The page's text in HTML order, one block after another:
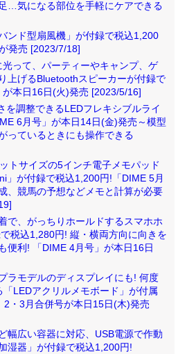
…気になる部位を手軽にケアできる
ンド型扇風機」が付録で税込1,200
発売 [2023/7/18]
って、パーティーやキャンプ、ゲ
上げるBluetoothスピーカーが付録で
本日16日(火)発売 [2023/5/16]
を調整できるLEDフレキシブルライ
6月号」が本日14日(金)発売～模型
っているときにも操作できる
トサイズの5インチ電子メモパッド
」が付録で税込1,200円!「DIME 5月
、競馬の予想などメモと計算が必要
で、がっちりホールドするスマホホ
税込1,280円! 縦・横両方向に向きを
便利! 「DIME 4月号」が本日16日
ラモデルのディスプレイにも! 何度
LEDアクリルメモボード」が付属
・3月合併号が本日15日(木)発売
幅広い容器に対応、USB電源で作動
湿器」が付録で税込1,200円!